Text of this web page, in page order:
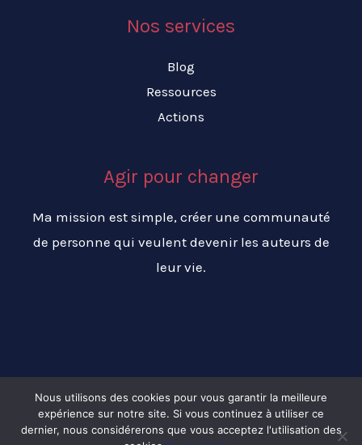
Nos services
Blog
Ressources
Actions
Agir pour changer
Ma mission est simple, créer une communauté
de personne qui veulent devenir les auteurs de
leur vie.
Copyright © 2026 Changer ma vie pour réussir ma vie
Nous utilisons des cookies pour vous garantir la meilleure
expérience sur notre site. Si vous continuez à utiliser ce
dernier, nous considérerons que vous acceptez l'utilisation des